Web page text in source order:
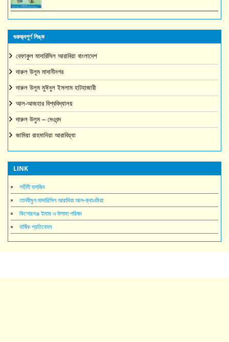
গুরুত্ত্বপুর্ণ লিঙ্ক
বেফাকুল মাদারিসিল আরাবিয়া বাংলাদেশ
দারুল উলূম মাদানীনগর
দারুল উলূম মুঈনুল ইসলাম হাটহাজারী
আল-আজহার বিশ্ববিদ্যালয়
দারুল উলুম – দেওবন্দ
জামিয়া রাহমানিয়া আরাবিয়্যা
LINK
শহীদী মসজিদ
তানযীমুল মাদারিসিল আরাবিয়া আল-ক্বাওমিয়া
কিশোরগঞ্জ ইমাম ও উলামা পরিষদ
বার্ষিক প্রতিবেদন